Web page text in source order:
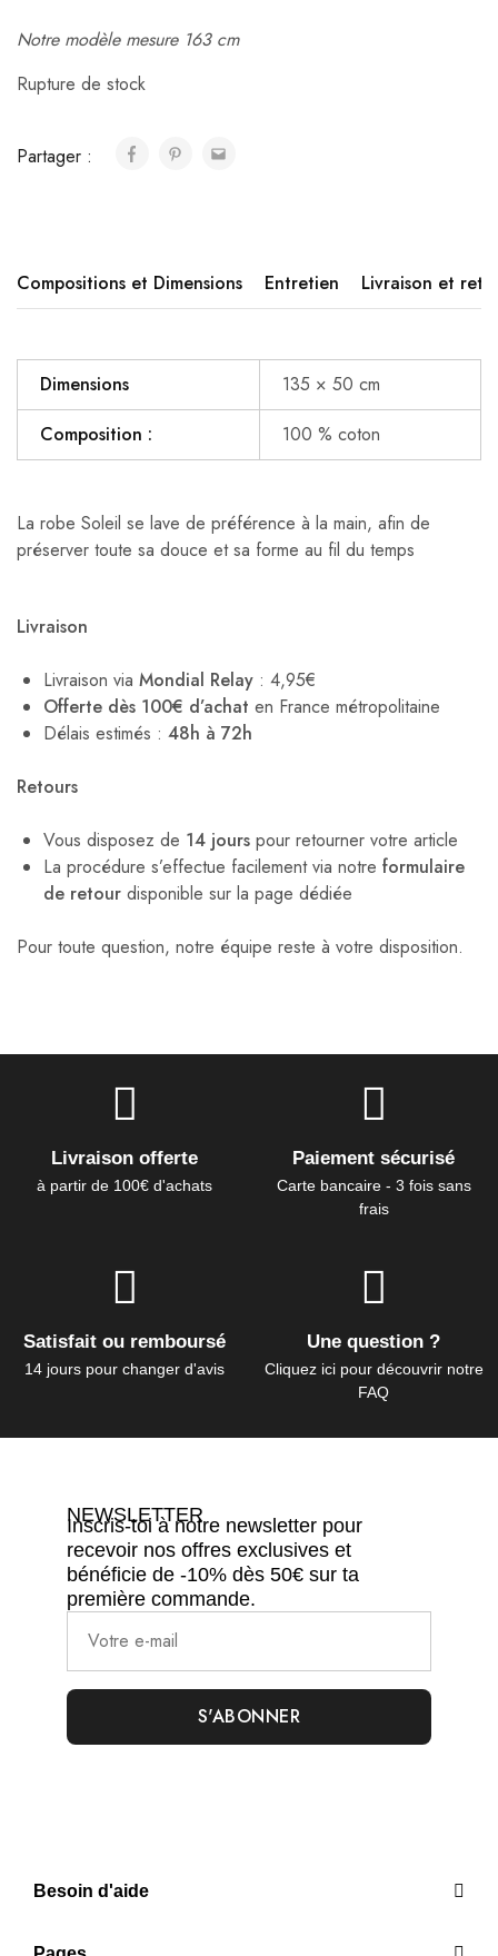
Notre modèle mesure 163 cm
Rupture de stock
Partager :
Compositions et Dimensions Entretien Livraison et
Dimensions
135 × 50 cm
Composition :
100 % coton
La robe Soleil se lave de préférence à la main, afin de
préserver toute sa douce et sa forme au fil du temps
Livraison
Livraison via Mondial Relay : 4,95€
Offerte dès 100€ d’achat en France métropolitaine
Délais estimés : 48h à 72h
Retours
Vous disposez de 14 jours pour retourner votre article
La procédure s’effectue facilement via notre formulaire
de retour disponible sur la page dédiée
Pour toute question, notre équipe reste à votre disposition.
Livraison offerte
à partir de 100€ d'achats
Paiement sécurisé
Carte bancaire - 3 fois sans
frais
Satisfait ou remboursé
14 jours pour changer d'avis
Une question ?
Cliquez ici pour découvrir notre
FAQ
NEWSLETTER
Inscris-toi à notre newsletter pour
recevoir nos offres exclusives et
bénéficie de -10% dès 50€ sur ta
première commande.
Besoin d'aide